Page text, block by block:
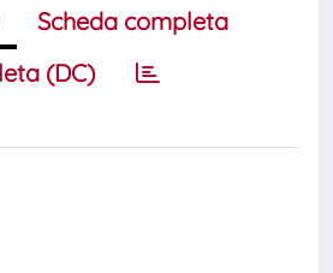
Scheda completa
(DC)